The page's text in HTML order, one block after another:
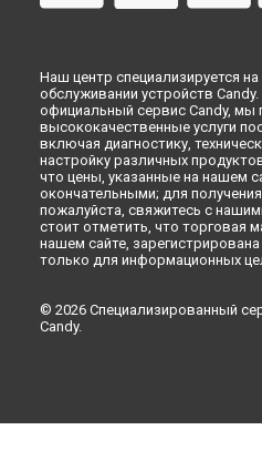
Наш центр специализируется
обслуживании устройств
официальный сервис Candy, мы
высококачественные услуги
включая диагностику,
настройку различных
что цены, указанные на нашем
окончательными; для
пожалуйста, свяжитесь с
стоит отметить, что торговая
нашем сайте,
только для информационных
© 2026 Специализированный
Candy.